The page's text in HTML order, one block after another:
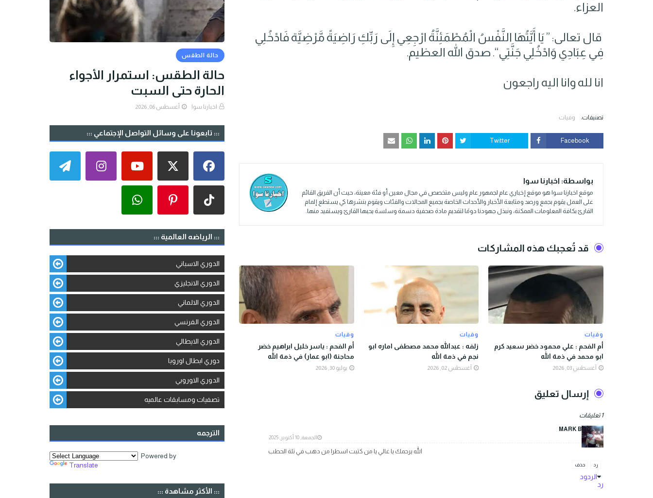
العزاء.
قال تعالى: ” يَا أَيَّتُهَا النَّفْسُ الْمُطْمَئِنَّةُ ارْجِعِي إِلَى رَبِّكِ رَاضِيَةً مَّرْضِيَّة فَادْخُلِي
فِي عِبَادِي وَادْخُلِي جَنَّتِي“. صدق الله العظيم.
انا لله وانا اليه راجعون
تصنيفات: وفيات
Facebook
Twitter
بواسطة: اخبارنا سوا
موقع اخبارنا سوا هو موقع إخباري عام لجمهور عام وليس متخصص في مجال معين أو فئة معينة، حيث أن الفريق القائم
على العمل يقوم بجمع ورصد ومتابعة الأخبار والأحداث الخاصة بجميع المجالات والفئات ويقوم بنشرها كي يستطع إلمام
القارئ بكافة المعلومات الممكنة، ونبذل جهودنا دومًا لتقديم مادة صحفية دسمة وسلسة يحبها القارئ ويستفيد منها.
قد تُعجبك هذه المشاركات
وفيات
أم الفحم : علي محمود خضر سعيد كرم
ابو محمد في ذمة الله
أغسطس 03, 2026
وفيات
زلفه : عبدالله محمد مصطفى اماره ابو
نجم في ذمة الله
أغسطس 02, 2026
وفيات
أم الفحم : ياسر خليل ابراهيم خضر
محاجنة (ابو عمار) في ذمة الله
يوليو 30, 2026
إرسال تعليق
1 تعليقات
MARK BENSON
الجمعة, 10 أكتوبر, 2025
الله يرحمك يا غالي يا من كتبت اسطرا من دهب في تلة الحطب
رد حذف
الردود
رد
حالة الطقس
حالة الطقس: استمرار الأجواء
الحارة حتى السبت
اخبارنا سوا أغسطس 06, 2026
::: تابعونا على وسائل التواصل الإجتماعي :::
::: الرياضه العالمية :::
الدوري الاسباني
الدوري الانجليزي
الدوري الالماني
الدوري الفرنسي
الدوري الايطالي
دوري ابطال اوروبا
الدوري الاوروبي
تصفيات ومسابقات عالميه
الترجمه
Powered by
Translate
::: الأكثر مشاهدة :::